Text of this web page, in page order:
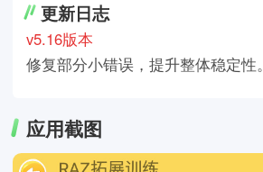
更新日志
v5.16版本
修复部分小错误，提升整体稳定性。
应用截图